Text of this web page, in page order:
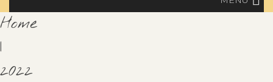
Home
|
2022